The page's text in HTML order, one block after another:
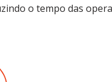
o tempo das